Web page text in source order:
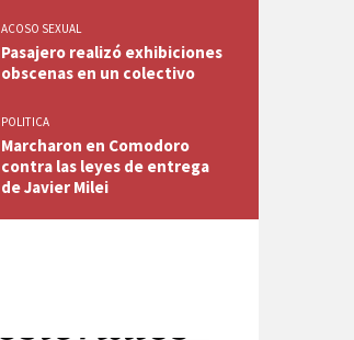
ACOSO SEXUAL
Pasajero realizó exhibiciones
obscenas en un colectivo
POLITICA
Marcharon en Comodoro
contra las leyes de entrega
de Javier Milei